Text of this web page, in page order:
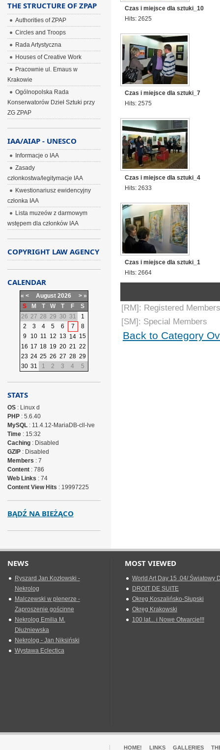
Czas i miejsce dla sztuki_10
Hits: 2625
Czas i miejsce dla sztuki_7
Hits: 2575
Czas i miejsce dla sztuki_4
Hits: 2633
Czas i miejsce dla sztuki_1
Hits: 2664
[RM]: Registered
[SM]: Special Members
Back to Category
THE STRUCTURE OF ZPAP
Authorities of ZPAP
Circles and Troops
Rada Artystyczna
Houses of Creative Work
Pracownie ul. Emaus w
Krakowie
Ogólnopolska Rada
Konserwatorów Dzieł Sztuki przy
ZG ZPAP
IAA/AIAP - UNESCO
Informacje o IAA
Zasady
członkostwa/legitymacje IAA
Kwestionariusz ewidencyjny
członka IAA
Lista muzeów z darmowym
wstępem dla członków IAA
COPYRIGHT LAW AGENCY
CALENDAR
« < August 2026 > »
S
M T W T F
S
26 27 28 29 30 31
1
2
3 4 5 6 7
8
9
10 11 12 13 14 15
16 17 18 19 20 21 22
23 24 25 26 27 28 29
30 31 1 2 3 4 5
STATS
OS: Linux d
PHP: 5.6.40
MySQL: 11.4.12-MariaDB-cll-lve
Time: 15:32
Caching: Disabled
GZIP: Disabled
Members : 7
Content: 786
Web Links : 74
Content View Hits : 19997225
BĄDŹ NA BIEŻĄCO
NEWS
Ryszard Jan Kozłowski -
Nekrolog
Malczewski w plenerze -
Zaproszenie gościnne
Nekrolog Emilia M.
Dłużniewska
Nekrolog - Jan Niksiński
Wystawa Eclectica
MOST VIEWED
World Art Day 15 .04/ Światowy
DROIT DE SUITE
Okreg Koszalińsko-Słupski
Okręg Krakowski
100 lat... i Nowe Otwarcie!!!
HOME! LINKS GALLERIES